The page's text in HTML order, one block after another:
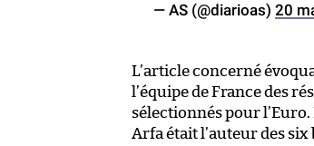
— AS (@diarioas) 20
L’article concerné
l’équipe de France des
sélectionnés pour
Arfa était l’auteur des six